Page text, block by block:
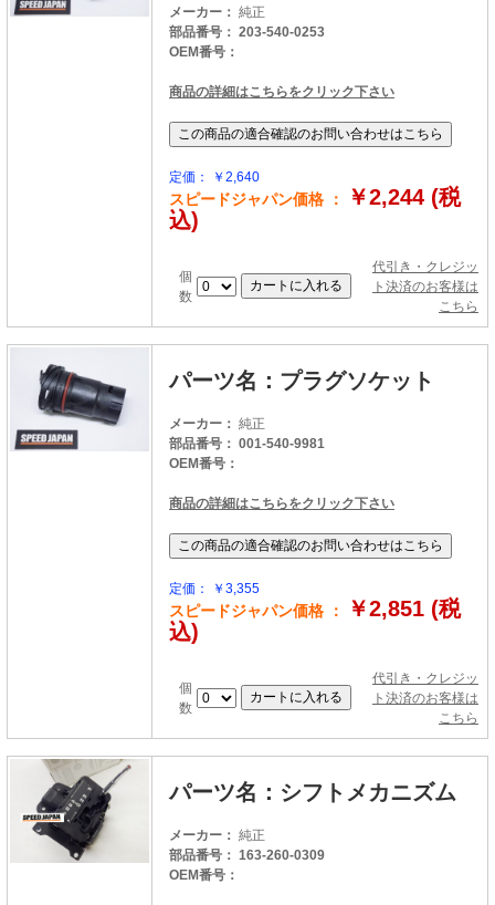
メーカー： 純正
部品番号： 203-540-0253
OEM番号：
商品の詳細はこちらをクリック下さい
定価： ￥2,640
スピードジャパン価格 ：
￥2,244 (税
込)
個
数
代引き・クレジッ
ト決済のお客様は
こちら
パーツ名：プラグソケット
メーカー： 純正
部品番号： 001-540-9981
OEM番号：
商品の詳細はこちらをクリック下さい
定価： ￥3,355
スピードジャパン価格 ：
￥2,851 (税
込)
個
数
代引き・クレジッ
ト決済のお客様は
こちら
パーツ名：シフトメカニズム
メーカー： 純正
部品番号： 163-260-0309
OEM番号：